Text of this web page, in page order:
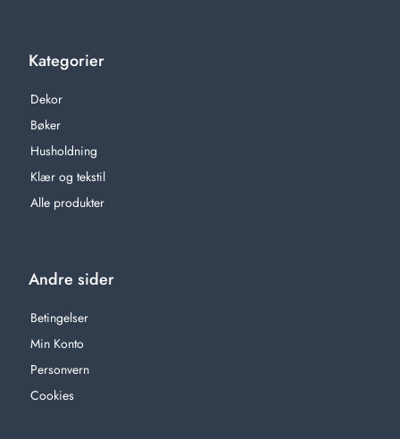
Kategorier
Dekor
Bøker
Husholdning
Klær og tekstil
Alle produkter
Andre sider
Betingelser
Min Konto
Personvern
Cookies